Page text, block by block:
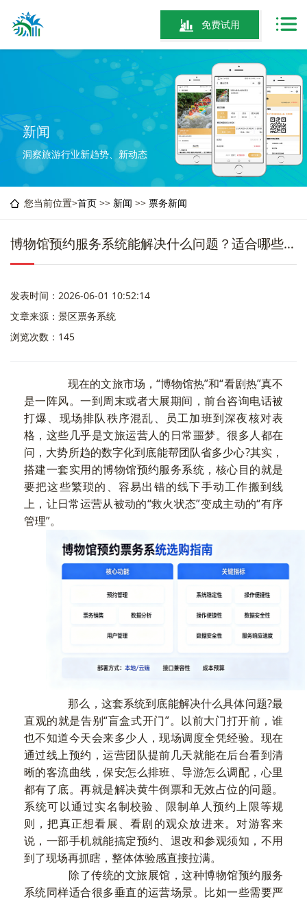
免费试用
新闻
洞察旅游行业新趋势、新动态
您当前位置>首页 >> 新闻 >> 票务新闻
博物馆预约服务系统能解决什么问题？适合哪些运营场景
发表时间：2026-06-01 10:52:14
文章来源：景区票务系统
浏览次数：145
现在的文旅市场，“博物馆热”和“看剧热”真不
是一阵风。一到周末或者大展期间，前台咨询电话被
打爆、现场排队秩序混乱、员工加班到深夜核对表
格，这些几乎是文旅运营人的日常噩梦。很多人都在
问，大势所趋的数字化到底能帮团队省多少心?其实，
搭建一套实用的博物馆预约服务系统，核心目的就是
要把这些繁琐的、容易出错的线下手动工作搬到线
上，让日常运营从被动的“救火状态”变成主动的“有序
管理”。
那么，这套系统到底能解决什么具体问题?最
直观的就是告别“盲盒式开门”。以前大门打开前，谁
也不知道今天会来多少人，现场调度全凭经验。现在
通过线上预约，运营团队提前几天就能在后台看到清
晰的客流曲线，保安怎么排班、导游怎么调配，心里
都有了底。再就是解决黄牛倒票和无效占位的问题。
系统可以通过实名制校验、限制单人预约上限等规
则，把真正想看展、看剧的观众放进来。对游客来
说，一部手机就能搞定预约、退改和参观须知，不用
到了现场再抓瞎，整体体验感直接拉满。
除了传统的文旅展馆，这种博物馆预约服务
系统同样适合很多垂直的运营场景。比如一些需要严